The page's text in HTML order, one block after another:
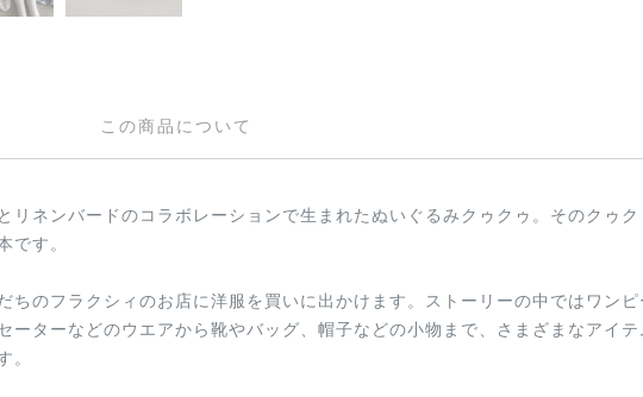
この商品について
リネンバードのコラボレーションで生まれたぬいぐるみクゥクゥ。そのクゥク
です。
ちのフラクシィのお店に洋服を買いに出かけます。ストーリーの中ではワンピ
ーターなどのウエアから靴やバッグ、帽子などの小物まで、さまざまなアイテ
。